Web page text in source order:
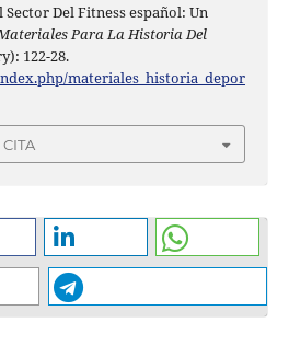
Sector Del Fitness español: Un
Para La Historia Del
122-28.
materiales_historia_depor